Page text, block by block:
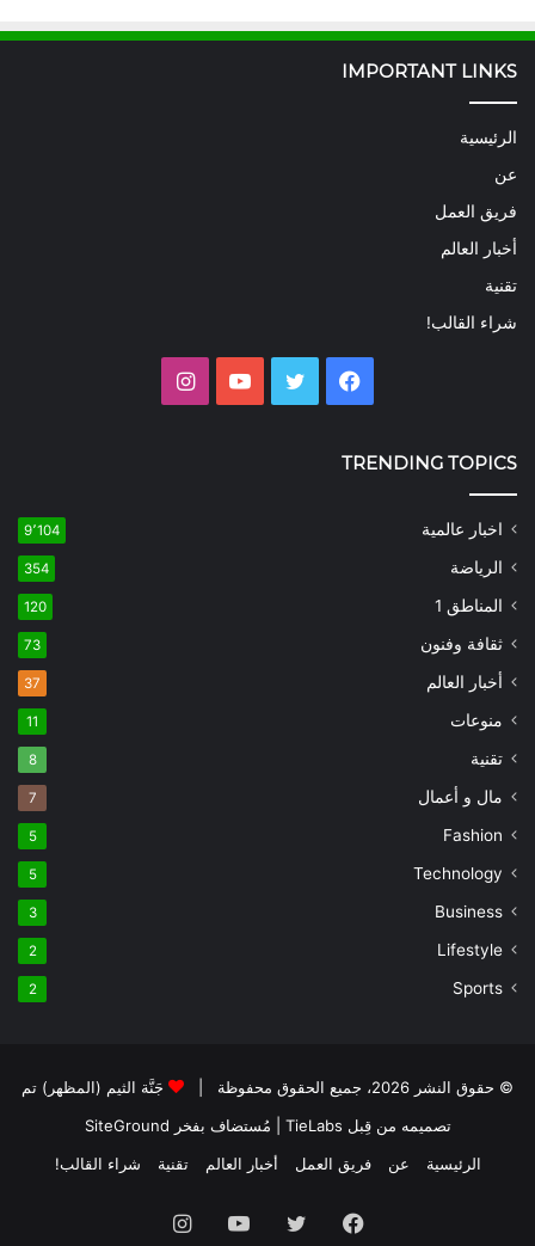
IMPORTANT LINKS
الرئيسية
عن
فريق العمل
أخبار العالم
تقنية
شراء القالب!
فيسبوك تويتر يوتيوب
TRENDING TOPICS
اخبار عالمية 9٬104
الرياضة 354
المناطق 1 120
ثقافة وفنون 73
أخبار العالم 37
منوعات 11
تقنية 8
مال و أعمال 7
Fashion
5
Technology
5
Business
3
Lifestyle
2
Sports
2
© حقوق النشر 2026، جميع الحقوق محفوظة |
جَنَّة الثيم (المظهر) تم
تصميمه من قِبل TieLabs
| مُستضاف بفخر SiteGround
الرئيسية
عن فريق العمل أخبار العالم تقنية شراء القالب!
فيسبوك تويتر يوتيوب